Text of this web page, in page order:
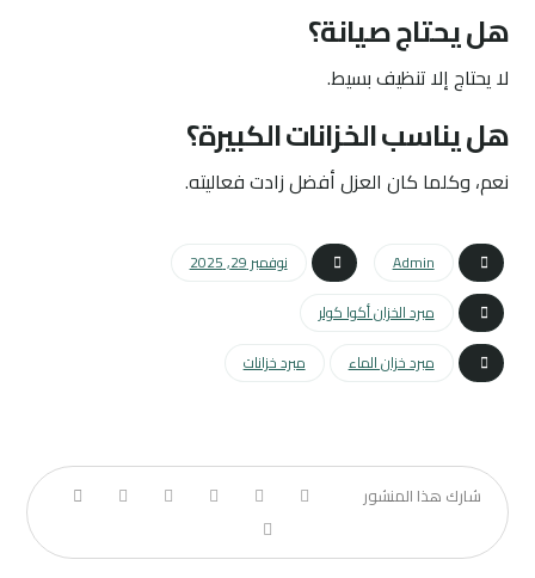
هل يحتاج صيانة؟
لا يحتاج إلا تنظيف بسيط.
هل يناسب الخزانات الكبيرة؟
نعم، وكلما كان العزل أفضل زادت فعاليته.
Admin
نوفمبر 29, 2025
مبرد الخزان أكوا كولر
مبرد خزان الماء
مبرد خزانات